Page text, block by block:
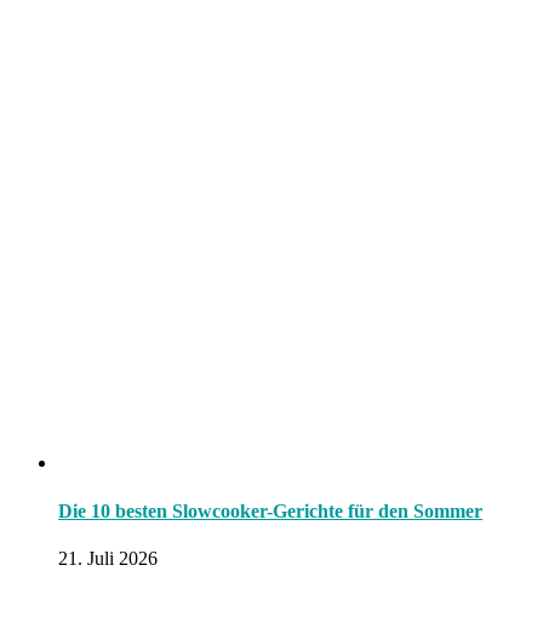
Die 10 besten Slowcooker-Gerichte für den Sommer
21. Juli 2026